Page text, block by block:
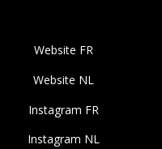
Website FR
Website NL
Instagram FR
Instagram NL